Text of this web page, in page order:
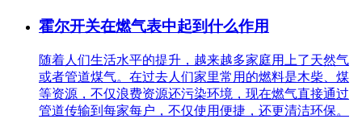
霍尔开关在燃气表中起到什么作用
随着人们生活水平的提升，越来越多家庭用上了天然气
或者管道煤气。在过去人们家里常用的燃料是木柴、煤
等资源，不仅浪费资源还污染环境，现在燃气直接通过
管道传输到每家每户，不仅使用便捷，还更清洁环保。